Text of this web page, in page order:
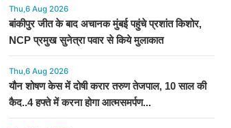
Thu,6 Aug 2026
बांकीपुर जीत के बाद अचानक मुंबई पहुंचे प्रशांत किशोर,
NCP प्रमुख सुनेत्रा पवार से किये मुलाकात
Thu,6 Aug 2026
यौन शोषण केस में दोषी करार तरुण तेजपाल, 10 साल की
कैद..4 हफ्ते में करना होगा आत्मसमर्पण...